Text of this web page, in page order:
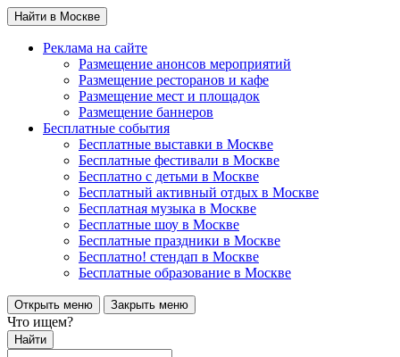
Найти в Москве
Реклама на сайте
Размещение анонсов мероприятий
Размещение ресторанов и кафе
Размещение мест и площадок
Размещение баннеров
Бесплатные события
Бесплатные выставки в Москве
Бесплатные фестивали в Москве
Бесплатно с детьми в Москве
Бесплатный активный отдых в Москве
Бесплатная музыка в Москве
Бесплатные шоу в Москве
Бесплатные праздники в Москве
Бесплатно! стендап в Москве
Бесплатные образование в Москве
Открыть меню Закрыть меню
Что ищем?
Найти